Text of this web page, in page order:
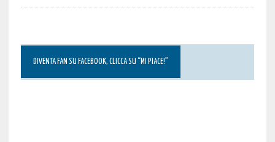
DIVENTA FAN SU FACEBOOK, CLICCA SU “MI PIACE!”